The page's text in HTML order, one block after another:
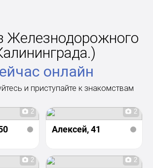
Железнодорожного
онлайн
и приступайте к знакомствам
2 2
Алексей, 41
2 2